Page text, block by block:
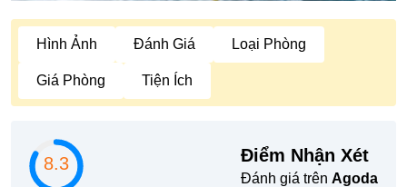
Hình Ảnh Đánh Giá Loại Phòng
Giá Phòng Tiện Ích
8.3 Điểm Nhận Xét
Đánh giá trên Agoda